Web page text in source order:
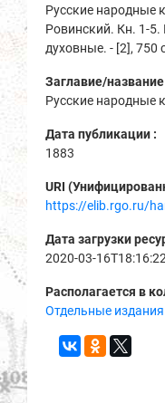
Русские народные
Ровинский. Кн. 1-5.
духовные. - [2], 750
Заглавие/название
Русские народные
Дата публикации :
1883
URI
https://elib.rgo.ru/
Дата загрузки
2020-03-
Располагается в
Отдельные издания